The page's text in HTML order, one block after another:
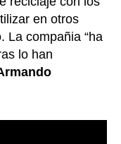
en otros
La compañia “ha
lo han